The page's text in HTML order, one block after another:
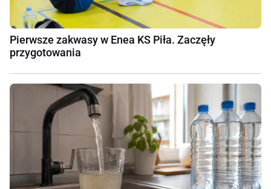
Pierwsze zakwasy w Enea KS Piła. Zaczęły
przygotowania